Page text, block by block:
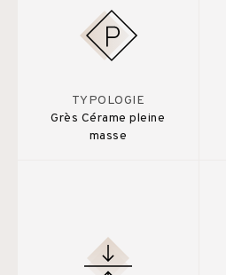
TYPOLOGIE
Grès Cérame pleine
masse